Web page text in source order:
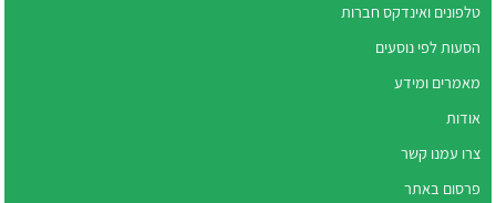
טלפונים ואינדקס חברות
הסעות לפי נוסעים
מאמרים ומידע
אודות
צרו עמנו קשר
פרסום באתר